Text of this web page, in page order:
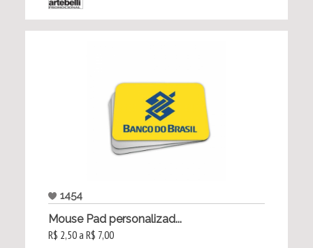
1454
Mouse Pad personalizad...
R$ 2,50 a R$ 7,00